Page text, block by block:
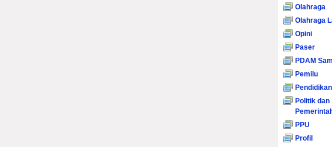
Olahraga
Olahraga
Opini
Paser
PDAM
Pemilu
Pendidikan
Politik dan
PPU
Profil